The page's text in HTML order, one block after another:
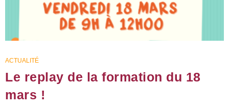
ACTUALITÉ
Le replay de la formation du 18
mars !​